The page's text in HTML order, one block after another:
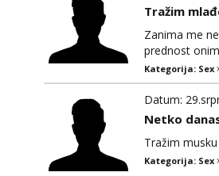
Tražim
Zanima me
prednost
maksimalno
Kategorija: Sex
Datum:
Netko
Tražim
Kategorija: Sex